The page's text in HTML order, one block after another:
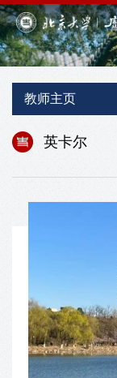
教师主页
英卡尔